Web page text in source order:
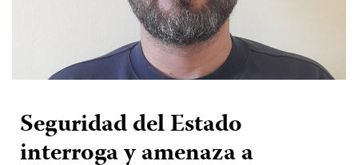
Seguridad del Estado
interroga y amenaza a